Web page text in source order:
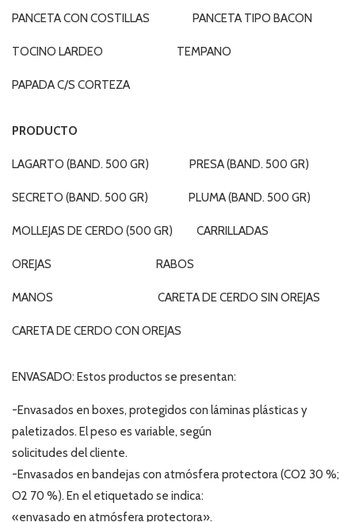
PANCETA CON COSTILLAS PANCETA TIPO BACON
TOCINO LARDEO TEMPANO
PAPADA C/S CORTEZA
PRODUCTO
LAGARTO (BAND. 500 GR) PRESA (BAND. 500 GR)
SECRETO (BAND. 500 GR) PLUMA (BAND. 500 GR)
MOLLEJAS DE CERDO (500 GR) CARRILLADAS
OREJAS RABOS
MANOS CARETA DE CERDO SIN OREJAS
CARETA DE CERDO CON OREJAS
ENVASADO: Estos productos se presentan:
-Envasados en boxes, protegidos con láminas plásticas y
paletizados. El peso es variable, según
solicitudes del cliente.
-Envasados en bandejas con atmósfera protectora (CO2 30 %;
O2 70 %). En el etiquetado se indica:
«envasado en atmósfera protectora».